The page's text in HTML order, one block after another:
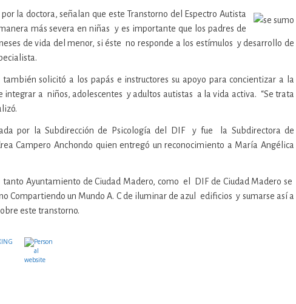
la doctora, señalan que este Transtorno del Espectro Autista
más severa en niñas y es importante que los padres de
de vida del menor, si éste no responde a los estímulos y desarrollo de
solicitó a los papás e instructores su apoyo para concientizar a la
a niños, adolescentes y adultos autistas a la vida activa. “Se trata
por la Subdirección de Psicología del DIF y fue la Subdirectora de
Campero Anchondo quien entregó un reconocimiento a María Angélica
Ayuntamiento de Ciudad Madero, como el DIF de Ciudad Madero se
Compartiendo un Mundo A. C de iluminar de azul edificios y sumarse así a
este transtorno.